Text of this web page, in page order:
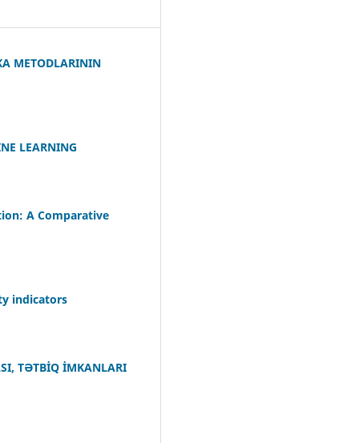
METODLARININ
LEARNING
A Comparative
indicators
TƏTBİQ İMKANLARI